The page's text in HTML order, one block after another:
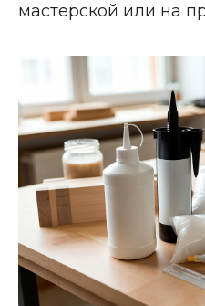
мастерской или на